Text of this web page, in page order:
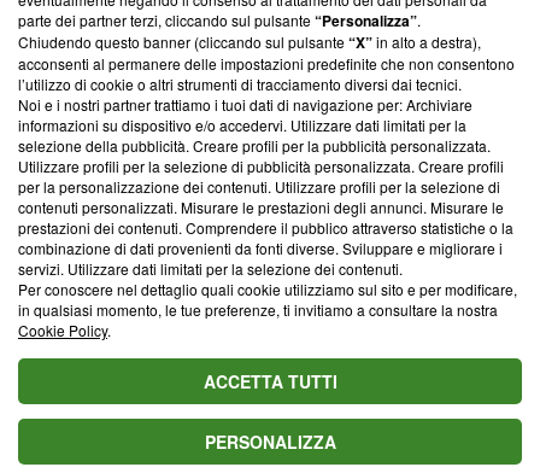
Su di noi
Team editoriale
Corporate
Redazione
Informativa Privacy
Cookie Policy
Blasting SA, IDI CHE-247.845.224, Via Carlo Frasca, 3 - 6900
Lugano (Svizzera) Tel:+39 0690258937
© 2026 Blasting News
parte dei partner terzi, cliccando sul pulsante“Personalizza”.
Chiudendo questo banner (cliccando sul pulsante“X”in alto a destra),
acconsenti al permanere delle impostazioni predefinite che non consentono
l’utilizzo di cookie o altri strumenti di tracciamento diversi dai tecnici.
Noi e i nostri partner trattiamo i tuoi dati di navigazione per: Archiviare
informazioni su dispositivo e/o accedervi. Utilizzare dati limitati per la
selezione della pubblicità. Creare profili per la pubblicità personalizzata.
Utilizzare profili per la selezione di pubblicità personalizzata. Creare profili
per la personalizzazione dei contenuti. Utilizzare profili per la selezione di
contenuti personalizzati. Misurare le prestazioni degli annunci. Misurare le
prestazioni dei contenuti. Comprendere il pubblico attraverso statistiche o la
combinazione di dati provenienti da fonti diverse. Sviluppare e migliorare i
servizi. Utilizzare dati limitati per la selezione dei contenuti.
Per conoscere nel dettaglio quali cookie utilizziamo sul sito e per modificare,
in qualsiasi momento, le tue preferenze, ti invitiamo a consultare la nostra
Cookie Policy.
ACCETTA TUTTI
PERSONALIZZA